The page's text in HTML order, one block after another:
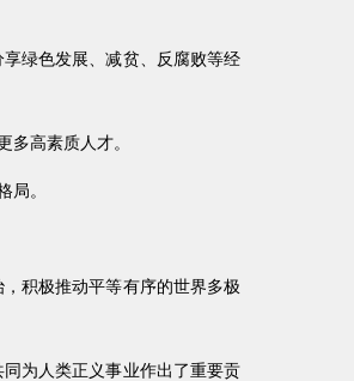
绿色发展、减贫、反腐败等经
高素质人才。
局。
积极推动平等有序的世界多极
为人类正义事业作出了重要贡